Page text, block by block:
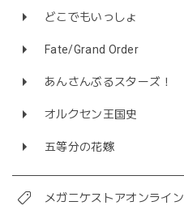
どこでもいっしょ
Fate/Grand Order
あんさんぶるスターズ！
オルクセン王国史
五等分の花嫁
メガニケストアオンライン